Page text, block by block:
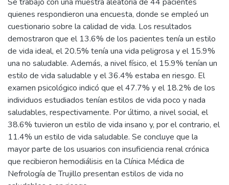
quienes respondieron una encuesta, donde se empleó un
cuestionario sobre la calidad de vida. Los resultados
demostraron que el 13.6% de los pacientes tenía un estilo
de vida ideal, el 20.5% tenía una vida peligrosa y el 15.9%
una no saludable. Además, a nivel físico, el 15.9% tenían un
estilo de vida saludable y el 36.4% estaba en riesgo. El
examen psicológico indicó que el 47.7% y el 18.2% de los
individuos estudiados tenían estilos de vida poco y nada
saludables, respectivamente. Por último, a nivel social, el
38.6% tuvieron un estilo de vida insano y, por el contrario, el
11.4% un estilo de vida saludable. Se concluye que la
mayor parte de los usuarios con insuficiencia renal crónica
que recibieron hemodiálisis en la Clínica Médica de
Nefrología de Trujillo presentan estilos de vida no